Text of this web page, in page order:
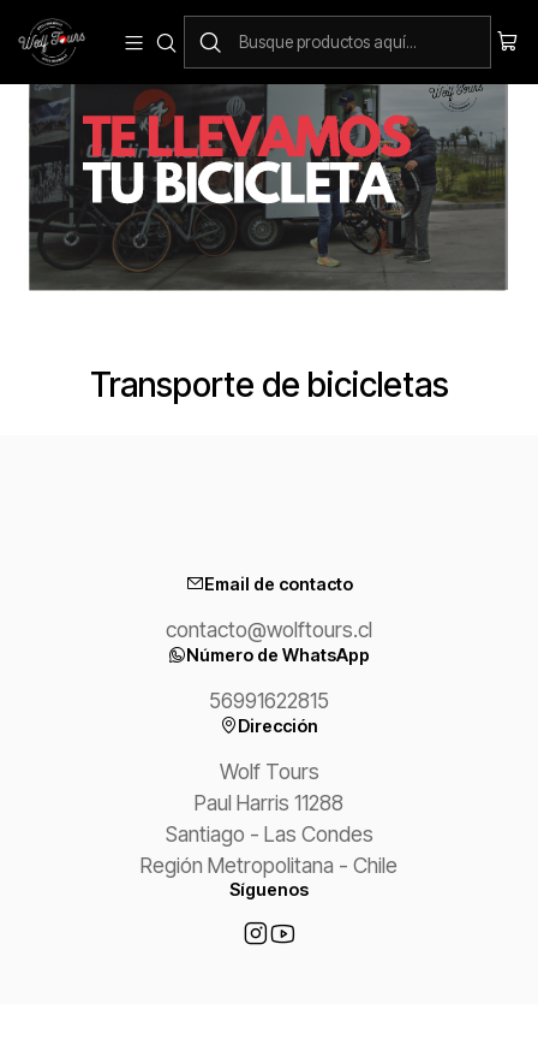
Transporte de bicicletas
Email de contacto
contacto@wolftours.cl
Número de WhatsApp
56991622815
Dirección
Wolf Tours
Paul Harris 11288
Santiago - Las Condes
Región Metropolitana - Chile
Síguenos